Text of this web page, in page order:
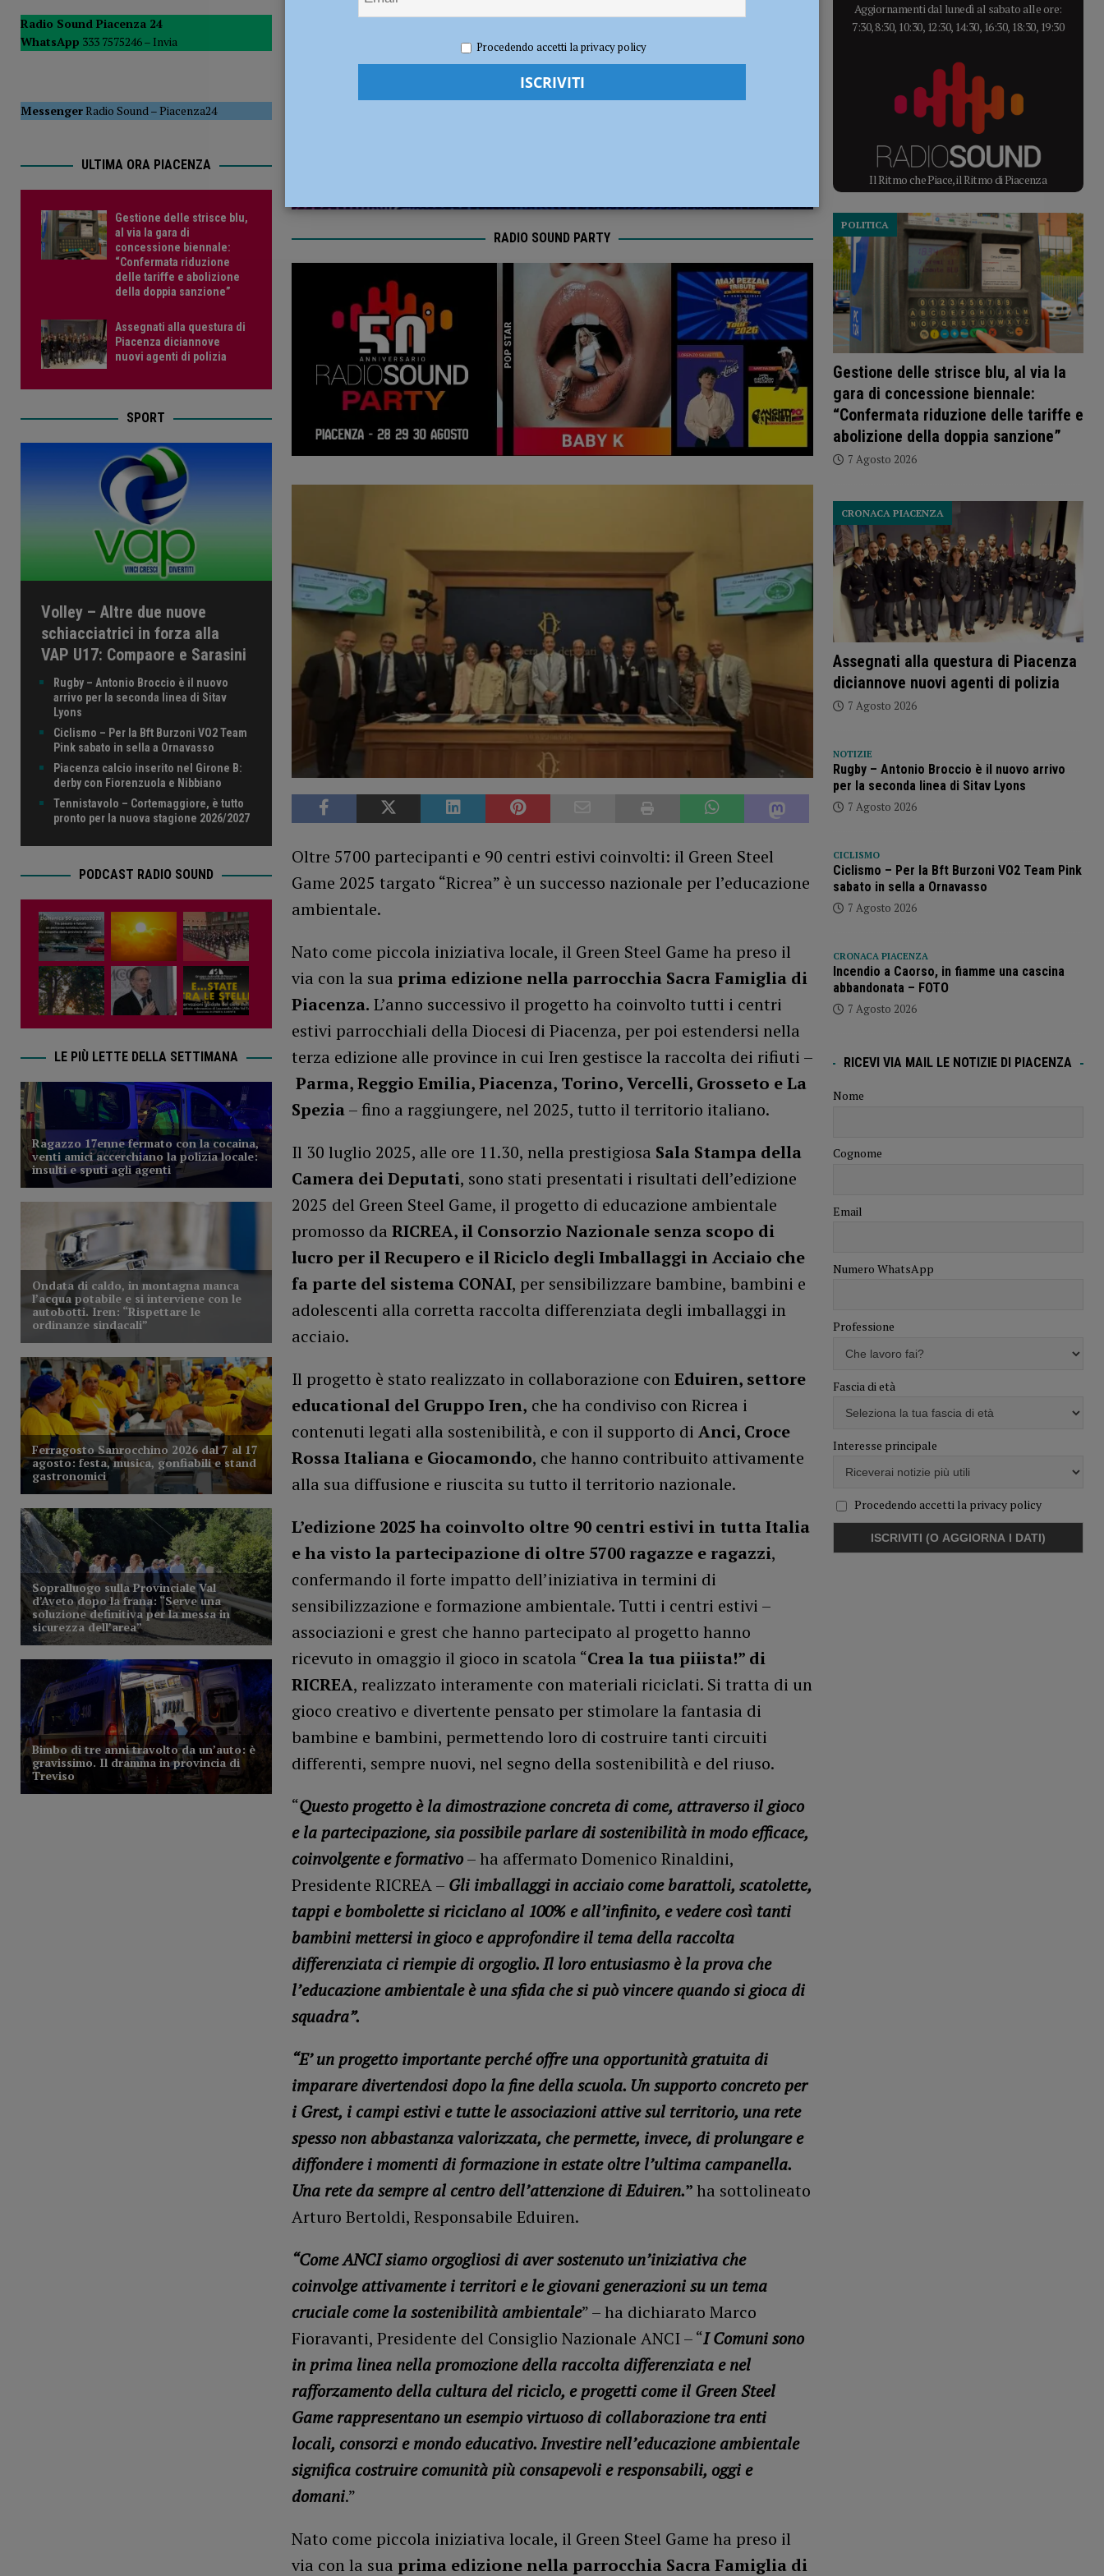
Redazione MC Attualità
RADIO SOUND PARTY
Oltre 5700 partecipanti e 90 centri estivi coinvolti: il Green Steel
Game 2025 targato “Ricrea” è un successo nazionale per l’educazione
ambientale.
Nato come piccola iniziativa locale, il Green Steel Game ha preso il
via con la sua prima edizione nella parrocchia Sacra Famiglia di
Piacenza. L’anno successivo il progetto ha coinvolto tutti i centri
estivi parrocchiali della Diocesi di Piacenza, per poi estendersi nella
terza edizione alle province in cui Iren gestisce la raccolta dei rifiuti –
Parma, Reggio Emilia, Piacenza, Torino, Vercelli, Grosseto e La
Spezia– fino a raggiungere, nel 2025, tutto il territorio italiano.
Il 30 luglio 2025, alle ore 11.30, nella prestigiosa Sala Stampa della
Camera dei Deputati, sono stati presentati i risultati dell’edizione
2025 del Green Steel Game, il progetto di educazione ambientale
promosso da RICREA, il Consorzio Nazionale senza scopo di
lucro per il Recupero e il Riciclo degli Imballaggi in Acciaio che
fa parte del sistema CONAI, per sensibilizzare bambine, bambini e
adolescenti alla corretta raccolta differenziata degli imballaggi in
acciaio.
Il progetto è stato realizzato in collaborazione conEduiren, settore
educational del Gruppo Iren, che ha condiviso con Ricrea i
contenuti legati alla sostenibilità, e con il supporto di Anci, Croce
Rossa Italiana e Giocamondo, che hanno contribuito attivamente
alla sua diffusione e riuscita su tutto il territorio nazionale.
L’edizione 2025 ha coinvolto oltre 90 centri estivi in tutta Italia
e ha visto la partecipazione di oltre 5700 ragazze e ragazzi,
confermando il forte impatto dell’iniziativa in termini di
sensibilizzazione e formazione ambientale. Tutti i centri estivi –
associazioni e grest che hanno partecipato al progetto hanno
ricevuto in omaggio il gioco in scatola “Crea la tua piiista!” di
RICREA, realizzato interamente con materiali riciclati. Si tratta di un
gioco creativo e divertente pensato per stimolare la fantasia di
bambine e bambini, permettendo loro di costruire tanti circuiti
differenti, sempre nuovi, nel segno della sostenibilità e del riuso.
“Questo progetto è la dimostrazione concreta di come, attraverso il gioco
e la partecipazione, sia possibile parlare di sostenibilità in modo efficace,
coinvolgente e formativo– ha affermato Domenico Rinaldini,
Presidente RICREA – Gli imballaggi in acciaio come barattoli, scatolette,
tappi e bombolette si riciclano al 100% e all’infinito, e vedere così tanti
bambini mettersi in gioco e approfondire il tema della raccolta
differenziata ci riempie di orgoglio. Il loro entusiasmo è la prova che
l’educazione ambientale è una sfida che si può vincere quando si gioca di
squadra”.
“E’ un progetto importante perché offre una opportunità gratuita di
imparare divertendosi dopo la fine della scuola. Un supporto concreto per
i Grest, i campi estivi e tutte le associazioni attive sul territorio, una rete
spesso non abbastanza valorizzata, che permette, invece, di prolungare e
diffondere i momenti di formazione in estate oltre l’ultima campanella.
Una rete da sempre al centro dell’attenzione di Eduiren.”ha sottolineato
Arturo Bertoldi, Responsabile Eduiren.
“Come ANCI siamo orgogliosi di aver sostenuto un’iniziativa che
coinvolge attivamente i territori e le giovani generazioni su un tema
cruciale come la sostenibilità ambientale” – ha dichiarato Marco
Fioravanti, Presidente del Consiglio Nazionale ANCI – “I Comuni sono
in prima linea nella promozione della raccolta differenziata e nel
rafforzamento della cultura del riciclo, e progetti come il Green Steel
Game rappresentano un esempio virtuoso di collaborazione tra enti
locali, consorzi e mondo educativo. Investire nell’educazione ambientale
significa costruire comunità più consapevoli e responsabili, oggi e
domani.”
Nato come piccola iniziativa locale, il Green Steel Game ha preso il
via con la sua prima edizione nella parrocchia Sacra Famiglia di
Radio Sound Piacenza 24
WhatsApp 333 7575246 – Invia
MessengerRadio Sound–Piacenza24
ULTIMA ORA PIACENZA
Gestione delle strisce blu,
al via la gara di
concessione biennale:
“Confermata riduzione
delle tariffe e abolizione
della doppia sanzione”
Assegnati alla questura di
Piacenza diciannove
nuovi agenti di polizia
SPORT
Volley – Altre due nuove
schiacciatrici in forza alla
VAP U17: Compaore e Sarasini
Rugby – Antonio Broccio è il nuovo
arrivo per la seconda linea di Sitav
Lyons
Ciclismo – Per la Bft Burzoni VO2 Team
Pink sabato in sella a Ornavasso
Piacenza calcio inserito nel Girone B:
derby con Fiorenzuola e Nibbiano
Tennistavolo – Cortemaggiore, è tutto
pronto per la nuova stagione 2026/2027
PODCAST RADIO SOUND
LE PIÙ LETTE DELLA SETTIMANA
Aggiornamenti dal lunedì al sabato alle ore:
7:30, 8:30, 10:30, 12:30, 14:30, 16:30, 18:30, 19:30
Il Ritmo che Piace, il Ritmo di Piacenza
Gestione delle strisce blu, al via la
gara di concessione biennale:
“Confermata riduzione delle tariffe e
abolizione della doppia sanzione”
POLITICA
7 Agosto 2026
Assegnati alla questura di Piacenza
diciannove nuovi agenti di polizia
CRONACA PIACENZA
7 Agosto 2026
NOTIZIE
Rugby – Antonio Broccio è il nuovo arrivo
per la seconda linea di Sitav Lyons
7 Agosto 2026
CICLISMO
Ciclismo – Per la Bft Burzoni VO2 Team Pink
sabato in sella a Ornavasso
7 Agosto 2026
CRONACA PIACENZA
Incendio a Caorso, in fiamme una cascina
abbandonata – FOTO
7 Agosto 2026
RICEVI VIA MAIL LE NOTIZIE DI PIACENZA
Nome
Cognome
Email
Numero WhatsApp
Professione
Fascia di età
Interesse principale
Procedendo accetti la privacy policy
Procedendo accetti la privacy policy